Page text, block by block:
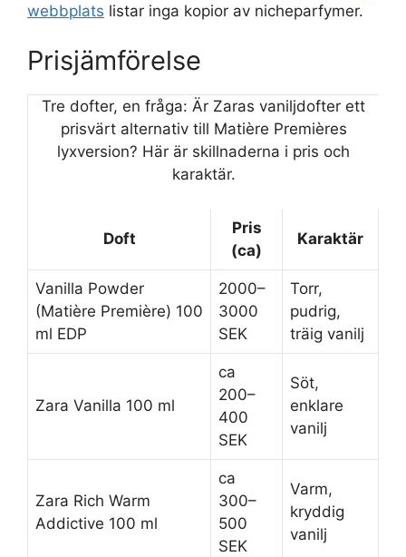
webbplats listar inga kopior av nicheparfymer.
Prisjämförelse
Tre dofter, en fråga: Är Zaras vaniljdofter ett
prisvärt alternativ till Matière Premières
lyxversion? Här är skillnaderna i pris och
karaktär.
Doft
Pris
(ca)
Karaktär
Vanilla Powder
(Matière Première) 100
ml EDP
2000–
3000
SEK
Torr,
pudrig,
träig vanilj
Zara Vanilla 100 ml
ca
200–
400
SEK
Söt,
enklare
vanilj
Zara Rich Warm
Addictive 100 ml
ca
300–
500
SEK
Varm,
kryddig
vanilj